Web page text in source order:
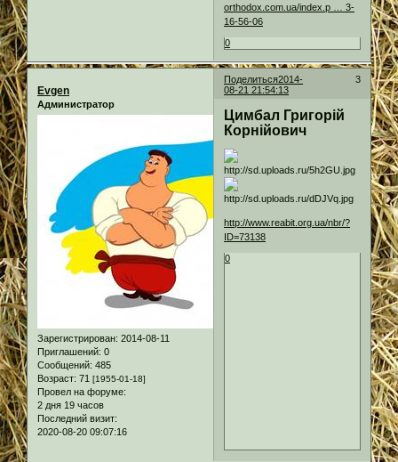
orthodox.com.ua/index.p … 3-
16-56-06
0
Поделиться 3
2014-
08-21 21:54:13
Evgen
Администратор
Зарегистрирован: 2014-08-11
Приглашений: 0
Сообщений: 485
Возраст: 71 [1955-01-18]
Провел на форуме:
2 дня 19 часов
Последний визит:
2020-08-20 09:07:16
Цимбал Григорій
Корнійович
http://www.reabit.org.ua/nbr/?
ID=73138
0